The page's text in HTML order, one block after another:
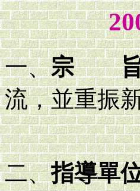
一、宗
流，並重振
使其永
二、指導單